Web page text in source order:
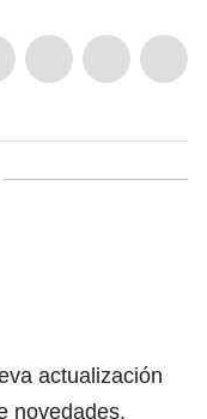
actualización
novedades,